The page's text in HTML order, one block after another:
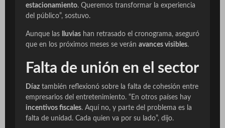
estacionamiento. Queremos transformar la experiencia
del público”, sostuvo.
Aunque las lluvias han retrasado el cronograma, aseguró
que en los próximos meses se verán avances visibles.
Falta de unión en el sector
Díaz también reflexionó sobre la falta de cohesión entre
empresarios del entretenimiento. “En otros países hay
incentivos fiscales. Aquí no, y parte del problema es la
falta de unidad. Cada quien va por su lado”, dijo.